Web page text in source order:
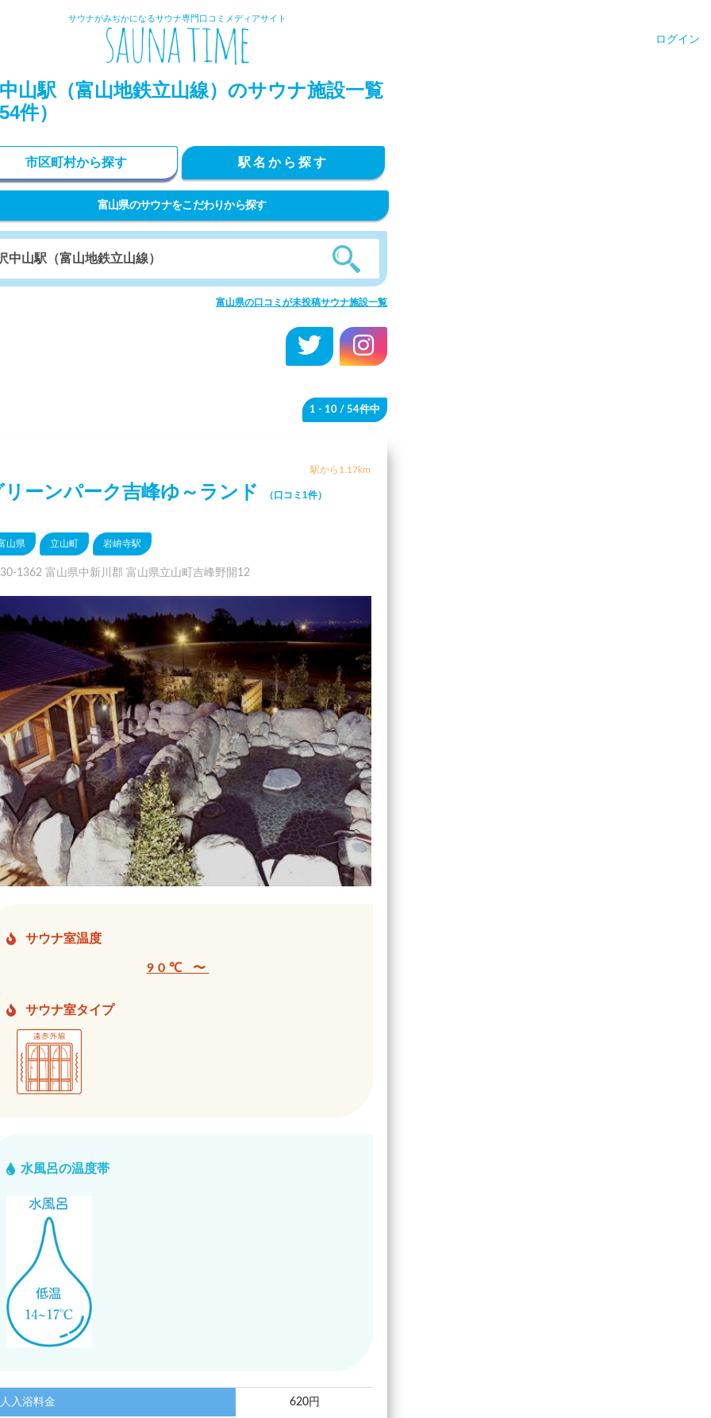
サウナがみぢかになるサウナ専門口コミメディアサイト
ログイン
山駅（富山地鉄立山線）のサウナ施設一覧
件）
市区町村から探す 駅名から探す
富山県のサウナをこだわりから探す
富山県の口コミが未投稿サウナ施設一覧
1 - 10 / 54件中
駅から1.17km
リーンパーク吉峰ゆ～ランド （口コミ1件）
山県 立山町 岩峅寺駅
1362 富山県中新川郡 富山県立山町吉峰野開12
サウナ室温度
90℃ 〜
サウナ室タイプ
水風呂の温度帯
入浴料金 620円